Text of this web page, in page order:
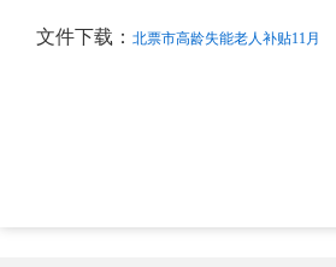
文件下载： 北票市高龄失能老人补贴11月